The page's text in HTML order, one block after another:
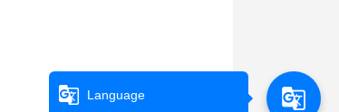
g_translate
Language
g_translate